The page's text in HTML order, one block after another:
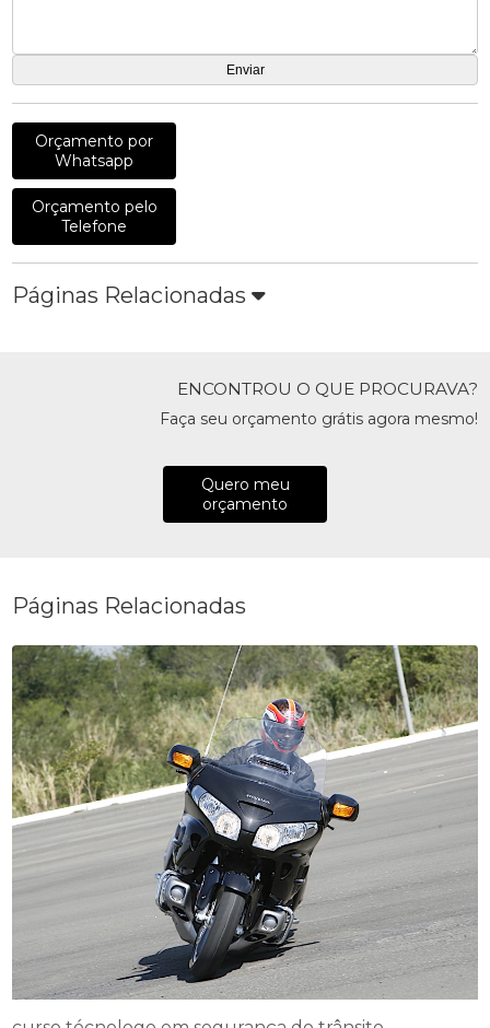
Orçamento por
Whatsapp
Orçamento pelo
Telefone
Páginas Relacionadas
ENCONTROU O QUE PROCURAVA?
Faça seu orçamento grátis agora mesmo!
Quero meu
orçamento
Páginas Relacionadas